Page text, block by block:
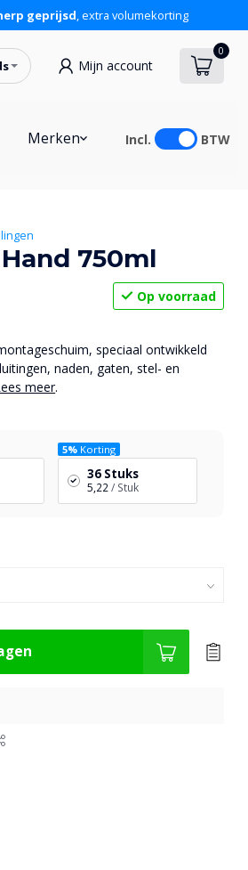
geprijsd, extra volumekorting
Mijn account
0
Merken Incl. BTW
750ml
Op voorraad
speciaal ontwikkeld
naden, gaten, stel- en
meer.
5%Korting
36 Stuks
5,22/ Stuk